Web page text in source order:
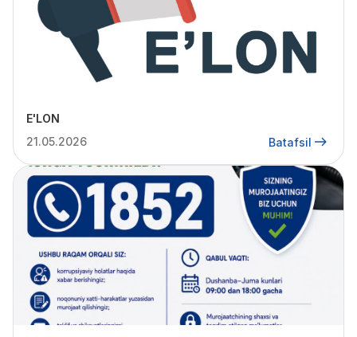
E'LON
21.05.2026
Batafsil